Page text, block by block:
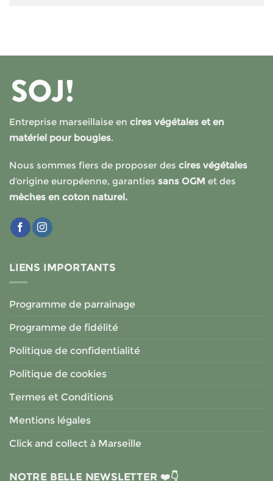
Entreprise marseillaise en cires végétales et en
matériel pour bougies.
Nous sommes fiers de proposer des cires végétales
d’origine européenne, garanties sans OGM et des
mèches en coton naturel.
LIENS IMPORTANTS
Programme de parrainage
Programme de fidélité
Politique de confidentialité
Politique de cookies
Termes et Conditions
Mentions légales
Click and collect à Marseille
NOTRE BELLE NEWSLETTER ❤️👇